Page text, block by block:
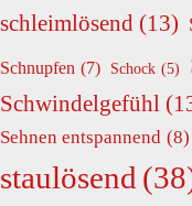
schleimlösend (13)
Schnupfen (7) Schock (5)
Schwindelgefühl
Sehnen entspannend (8)
staulösend